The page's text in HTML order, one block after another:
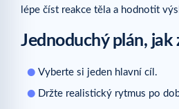
lépe číst reakce těla a hodnotit
Jednoduchý plán, jak
Vyberte si jeden hlavní cíl.
Držte realistický rytmus po